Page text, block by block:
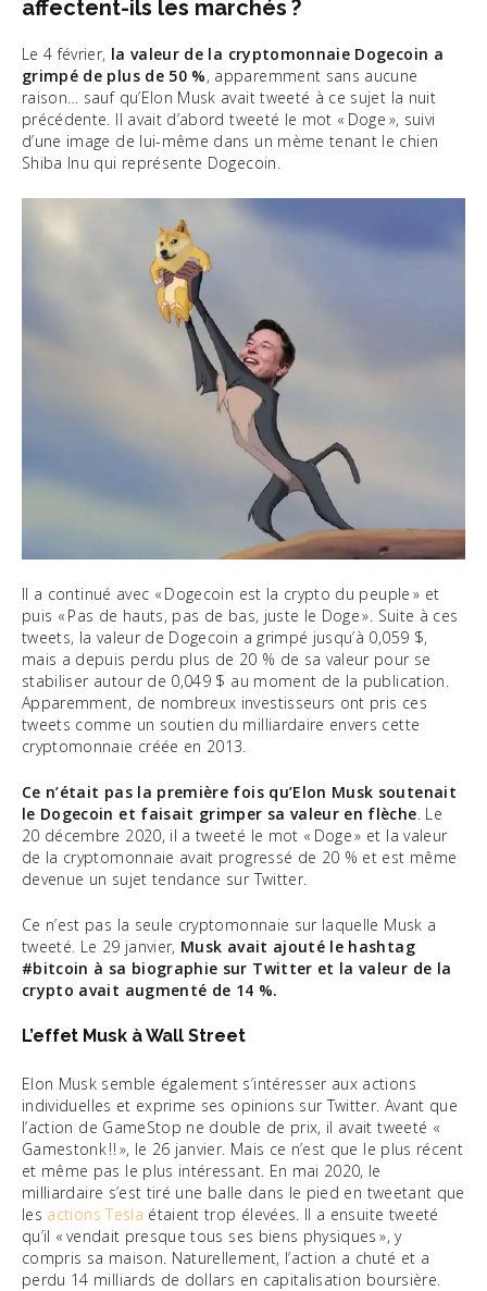
affectent-ils les marchés ?
Le 4 février, la valeur de la cryptomonnaie Dogecoin a
grimpé de plus de 50 %, apparemment sans aucune
raison… sauf qu’Elon Musk avait tweeté à ce sujet la nuit
précédente. Il avait d’abord tweeté le mot « Doge », suivi
d’une image de lui-même dans un mème tenant le chien
Shiba Inu qui représente Dogecoin.
Il a continué avec « Dogecoin est la crypto du peuple » et
puis « Pas de hauts, pas de bas, juste le Doge ». Suite à ces
tweets, la valeur de Dogecoin a grimpé jusqu’à 0,059 $,
mais a depuis perdu plus de 20 % de sa valeur pour se
stabiliser autour de 0,049 $ au moment de la publication.
Apparemment, de nombreux investisseurs ont pris ces
tweets comme un soutien du milliardaire envers cette
cryptomonnaie créée en 2013.
Ce n’était pas la première fois qu’Elon Musk soutenait
le Dogecoin et faisait grimper sa valeur en flèche. Le
20 décembre 2020, il a tweeté le mot « Doge » et la valeur
de la cryptomonnaie avait progressé de 20 % et est même
devenue un sujet tendance sur Twitter.
Ce n’est pas la seule cryptomonnaie sur laquelle Musk a
tweeté. Le 29 janvier, Musk avait ajouté le hashtag
#bitcoin à sa biographie sur Twitter et la valeur de la
crypto avait augmenté de 14 %.
L’effet Musk à Wall Street
Elon Musk semble également s’intéresser aux actions
individuelles et exprime ses opinions sur Twitter. Avant que
l’action de GameStop ne double de prix, il avait tweeté «
Gamestonk !! », le 26 janvier. Mais ce n’est que le plus récent
et même pas le plus intéressant. En mai 2020, le
milliardaire s’est tiré une balle dans le pied en tweetant que
les actions Tesla étaient trop élevées. Il a ensuite tweeté
qu’il « vendait presque tous ses biens physiques », y
compris sa maison. Naturellement, l’action a chuté et a
perdu 14 milliards de dollars en capitalisation boursière.